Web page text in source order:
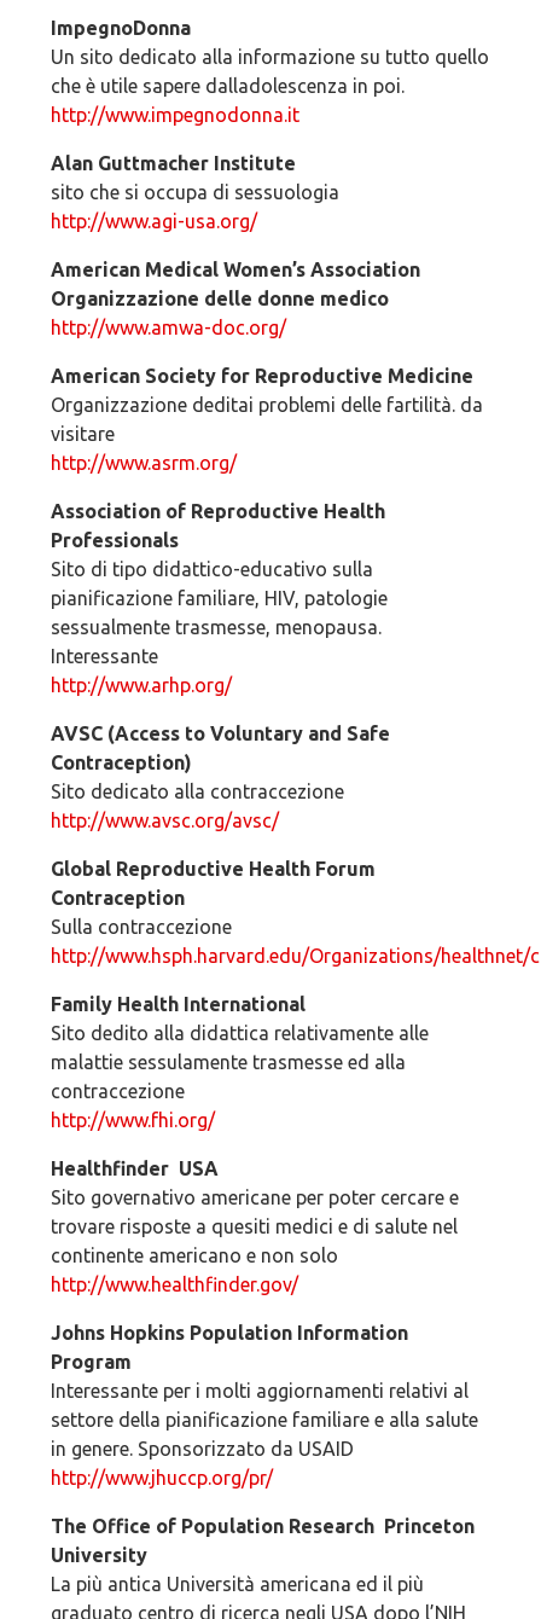
ImpegnoDonna
Un sito dedicato alla informazione su tutto quello
che è utile sapere dalladolescenza in poi.
http://www.impegnodonna.it
Alan Guttmacher Institute
sito che si occupa di sessuologia
http://www.agi-usa.org/
American Medical Women’s Association
Organizzazione delle donne medico
http://www.amwa-doc.org/
American Society for Reproductive Medicine
Organizzazione deditai problemi delle fartilità. da
visitare
http://www.asrm.org/
Association of Reproductive Health
Professionals
Sito di tipo didattico-educativo sulla
pianificazione familiare, HIV, patologie
sessualmente trasmesse, menopausa.
Interessante
http://www.arhp.org/
AVSC (Access to Voluntary and Safe
Contraception)
Sito dedicato alla contraccezione
http://www.avsc.org/avsc/
Global Reproductive Health Forum
Contraception
Sulla contraccezione
http://www.hsph.harvard.edu/Organizations/
Family Health International
Sito dedito alla didattica relativamente alle
malattie sessulamente trasmesse ed alla
contraccezione
http://www.fhi.org/
Healthfinder ­ USA
Sito governativo americane per poter cercare e
trovare risposte a quesiti medici e di salute nel
continente americano e non solo
http://www.healthfinder.gov/
Johns Hopkins Population Information
Program
Interessante per i molti aggiornamenti relativi al
settore della pianificazione familiare e alla salute
in genere. Sponsorizzato da USAID
http://www.jhuccp.org/pr/
The Office of Population Research ­ Princeton
University
La più antica Università americana ed il più
graduato centro di ricerca negli USA dopo l’NIH